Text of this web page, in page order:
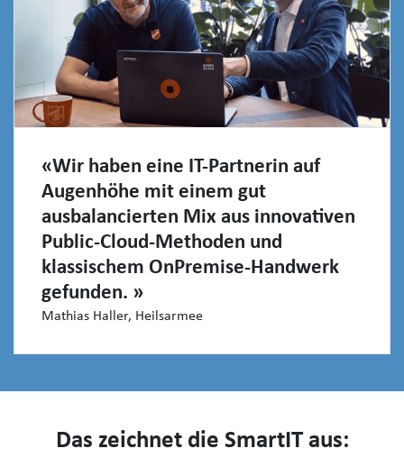
«Wir haben eine IT-Partnerin auf
Augenhöhe mit einem gut
ausbalancierten Mix aus innovativen
Public-Cloud-Methoden und
klassischem OnPremise-Handwerk
gefunden. »
Mathias Haller, Heilsarmee
Das zeichnet die SmartIT aus: